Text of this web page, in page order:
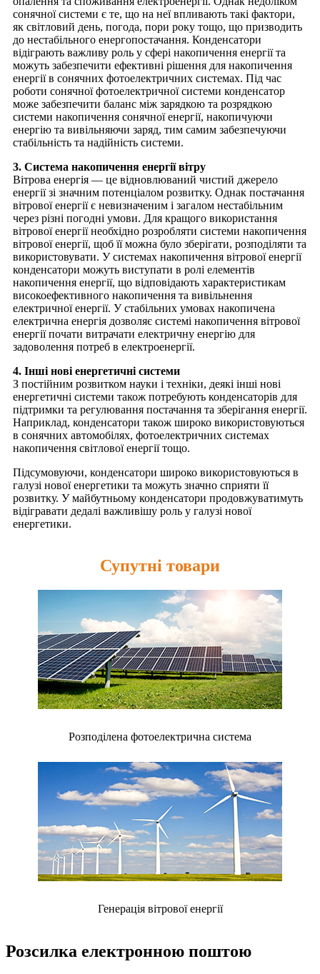
сонячної системи є те, що на неї впливають такі фактори,
як світловий день, погода, пори року тощо, що призводить
до нестабільного енергопостачання. Конденсатори
відіграють важливу роль у сфері накопичення енергії та
можуть забезпечити ефективні рішення для накопичення
енергії в сонячних фотоелектричних системах. Під час
роботи сонячної фотоелектричної системи конденсатор
може забезпечити баланс між зарядкою та розрядкою
системи накопичення сонячної енергії, накопичуючи
енергію та вивільняючи заряд, тим самим забезпечуючи
стабільність та надійність системи.
3. Система накопичення енергії вітру
Вітрова енергія — це відновлюваний чистий джерело
енергії зі значним потенціалом розвитку. Однак постачання
вітрової енергії є невизначеним і загалом нестабільним
через різні погодні умови. Для кращого використання
вітрової енергії необхідно розробляти системи накопичення
вітрової енергії, щоб її можна було зберігати, розподіляти та
використовувати. У системах накопичення вітрової енергії
конденсатори можуть виступати в ролі елементів
накопичення енергії, що відповідають характеристикам
високоефективного накопичення та вивільнення
електричної енергії. У стабільних умовах накопичена
електрична енергія дозволяє системі накопичення вітрової
енергії почати витрачати електричну енергію для
задоволення потреб в електроенергії.
4. Інші нові енергетичні системи
З постійним розвитком науки і техніки, деякі інші нові
енергетичні системи також потребують конденсаторів для
підтримки та регулювання постачання та зберігання енергії.
Наприклад, конденсатори також широко використовуються
в сонячних автомобілях, фотоелектричних системах
накопичення світлової енергії тощо.
Підсумовуючи, конденсатори широко використовуються в
галузі нової енергетики та можуть значно сприяти її
розвитку. У майбутньому конденсатори продовжуватимуть
відігравати дедалі важливішу роль у галузі нової
енергетики.
Супутні товари
Розподілена фотоелектрична система
Генерація вітрової енергії
Розсилка електронною поштою